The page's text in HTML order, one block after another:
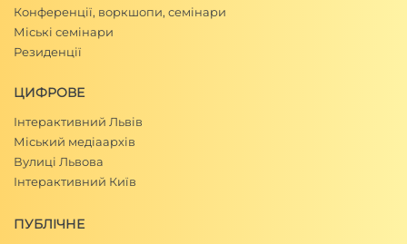
Конференції, воркшопи, семінари
Міські семінари
Резиденції
ЦИФРОВЕ
Інтерактивний Львів
Міський медіаархів
Вулиці Львова
Інтерактивний Київ
ПУБЛІЧНЕ